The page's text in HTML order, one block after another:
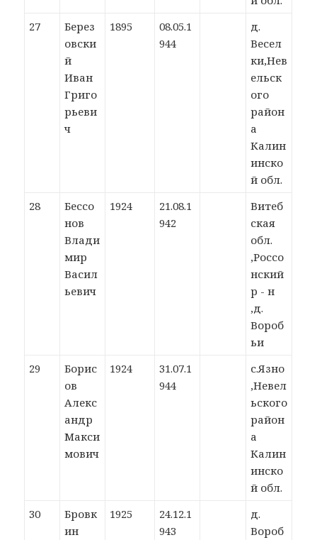
27
Берез
овски
й
Иван
Григо
рьеви
ч
1895
08.05.1
944
д.
Весел
ки,Нев
ельск
ого
район
а
Калин
инско
й обл.
28
Бессо
нов
Влади
мир
Васил
ьевич
1924
21.08.1
942
Витеб
ская
обл.
,Россо
нский
р - н
,д.
Вороб
ьи
29
Борис
ов
Алекс
андр
Макси
мович
1924
31.07.1
944
с.Язно
,Невел
ьского
район
а
Калин
инско
й обл.
30
Бровк
ин
1925
24.12.1
943
д.
Вороб